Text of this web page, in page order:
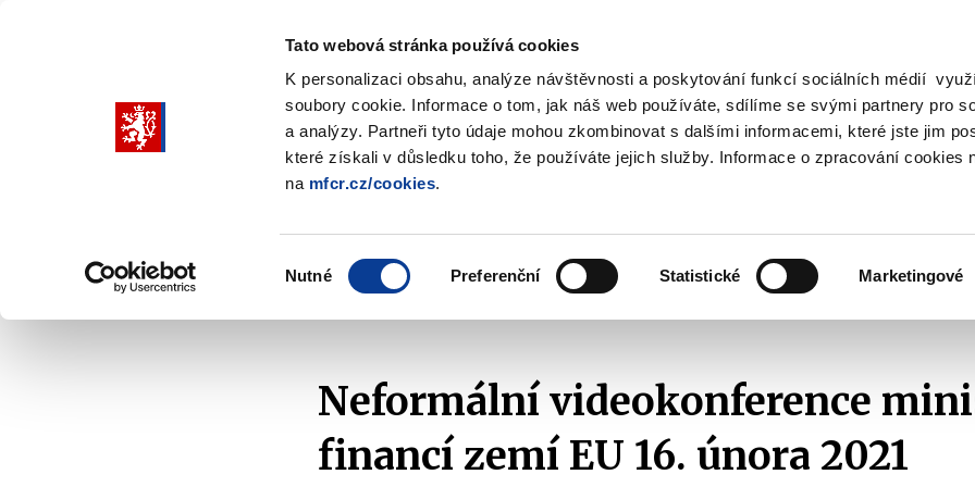
Tato webová stránka používá cookies
K personalizaci obsahu, analýze návštěvnosti a poskytování funkcí sociálních médií
soubory cookie. Informace o tom, jak náš web používáte, sdílíme se svými partnery pro
a analýzy. Partneři tyto údaje mohou zkombinovat s dalšími informacemi, které jste jim
které získali v důsledku toho, že používáte jejich služby. Informace o zpracování cookies
na mfcr.cz/cookies.
Nutné Preferenční Statistické Marketingové
Vyhledat
submenu
submenu
politika
submenu
submenu
účetnictví
Rada EU - ECOFIN Zasedání Rady ECOFIN Neformální videokonference ministrů financí
Neformální videokonference
financí zemí EU 16. února 2021